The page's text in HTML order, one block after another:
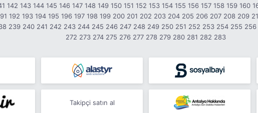
142 143 144 145 146 147 148 149 150 151 152 153 154 155 156 157 158 159 160
192 193 194 195 196 197 198 199 200 201 202 203 204 205 206 207 208 209
239 240 241 242 243 244 245 246 247 248 249 250 251 252 253 254 255 256
272 273 274 275 276 277 278 279 280 281 282 283
Takipçi satın al